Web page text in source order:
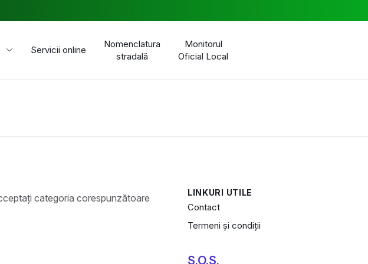
Servicii online
Nomenclatura
stradală
Monitorul
Oficial Local
LINKURI UTILE
Contact
Termeni și condiții
S.O.S.